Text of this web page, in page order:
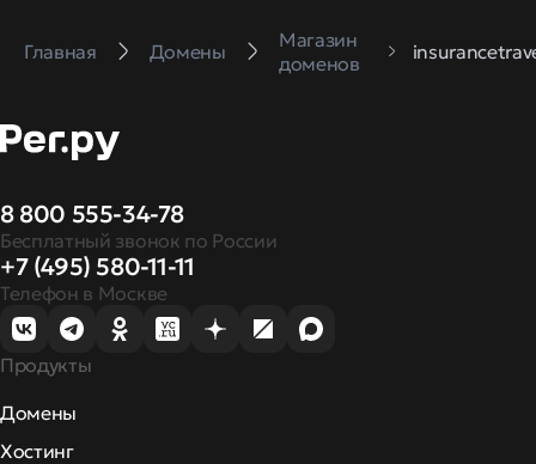
Главная Домены
Магазин
доменов
8 800 555-34-78
Бесплатный звонок по России
+7 (495) 580-11-11
Телефон в Москве
Продукты
Домены
Хостинг